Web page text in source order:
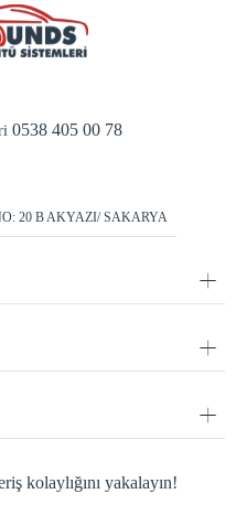
0538 405 00 78
20 B AKYAZI/ SAKARYA
kolaylığını yakalayın!